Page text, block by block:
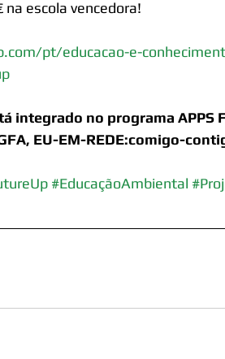
escola vencedora!
pt/educacao-e-
integrado no programa APPS
EU-EM-REDE:comigo-
#EducaçãoAmbiental